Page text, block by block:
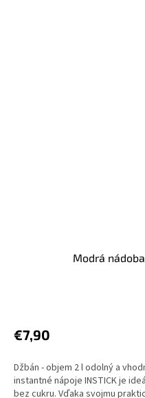
Modrá
€7,90
Džbán - objem 2 l odolný a
instantné nápoje INSTICK je
bez cukru. Vďaka svojmu